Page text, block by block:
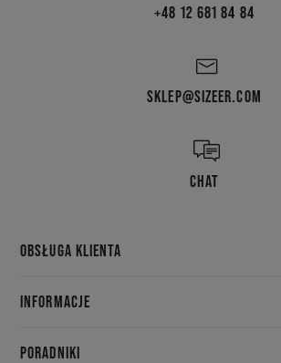
+48 12 681 84 84
SKLEP@SIZEER.COM
CHAT
OBSŁUGA KLIENTA
INFORMACJE
PORADNIKI